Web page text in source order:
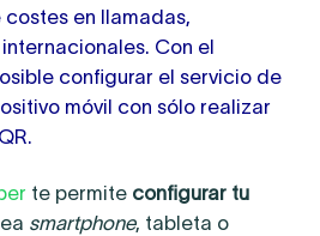
en llamadas,
Con el
configurar el servicio de
móvil con sólo realizar
te permite configurar tu
smartphone, tableta o